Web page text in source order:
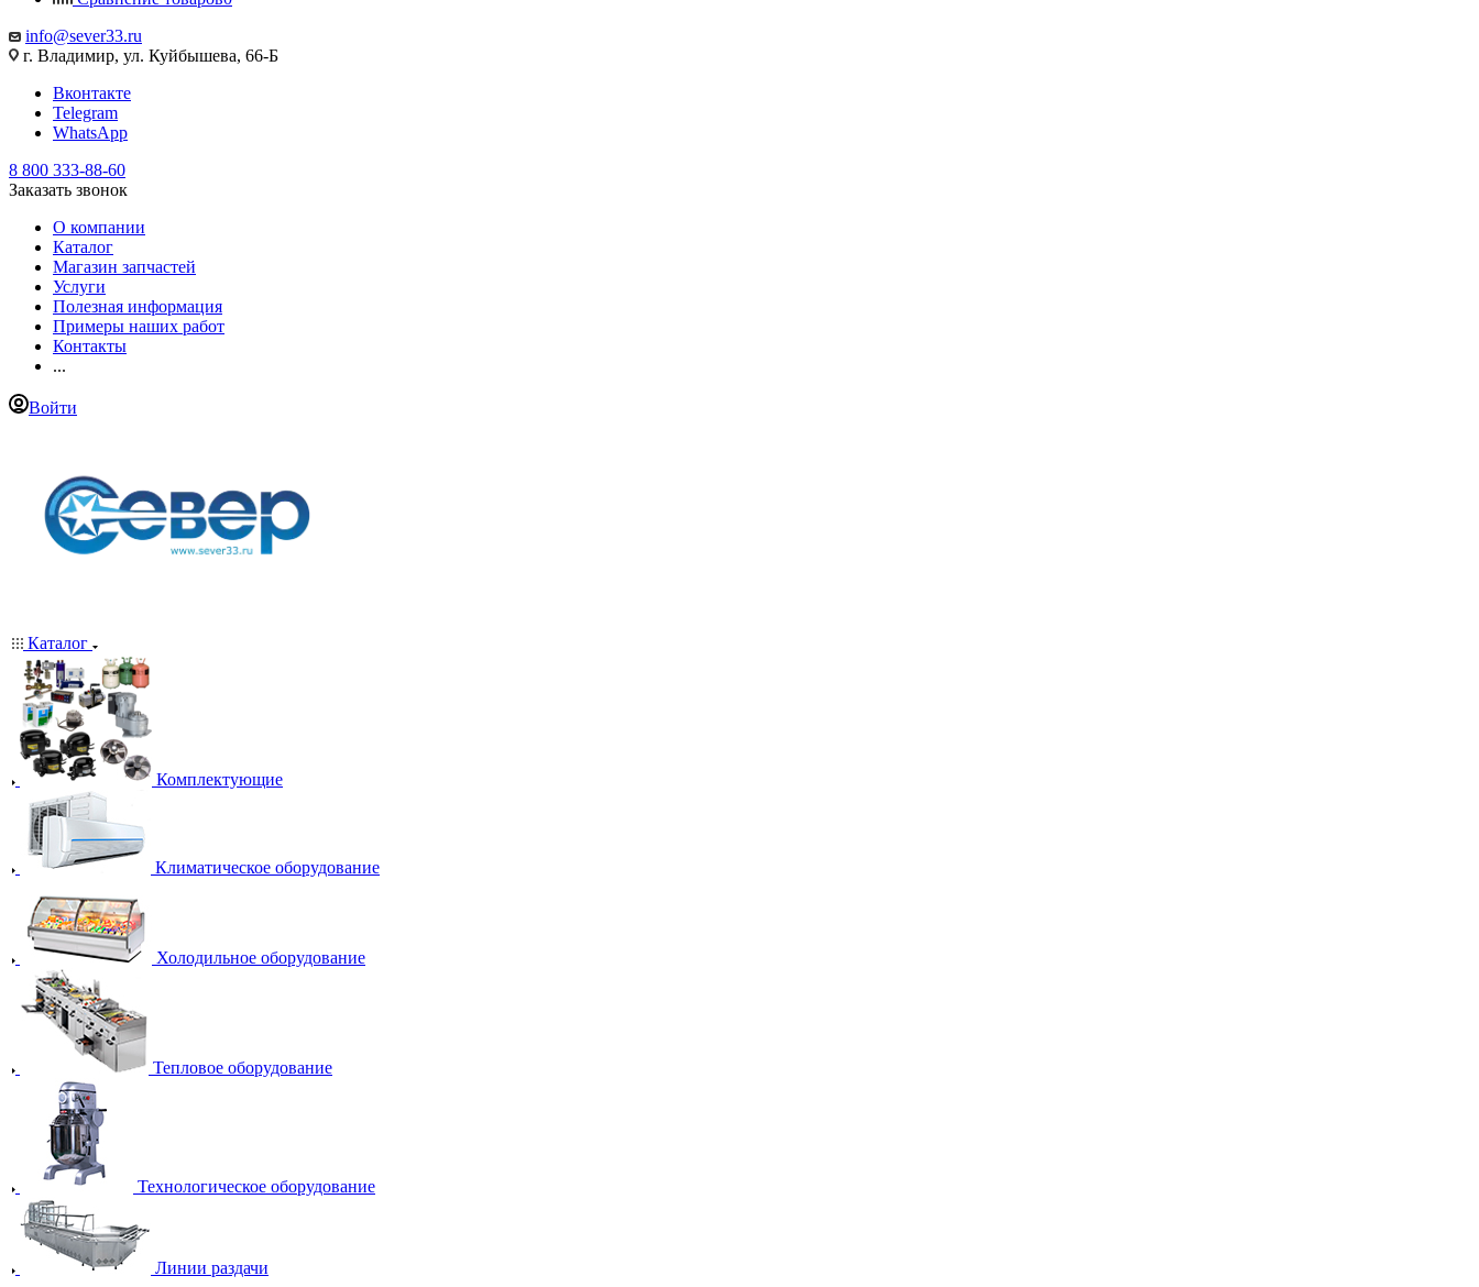
info@sever33.ru
г. Владимир, ул. Куйбышева, 66-Б
Вконтакте
Telegram
WhatsApp
8 800 333-88-60
Заказать звонок
О компании
Каталог
Магазин запчастей
Услуги
Полезная информация
Примеры наших работ
Контакты
...
Войти
Каталог
Комплектующие
Климатическое оборудование
Холодильное оборудование
Тепловое оборудование
Технологическое оборудование
Линии раздачи